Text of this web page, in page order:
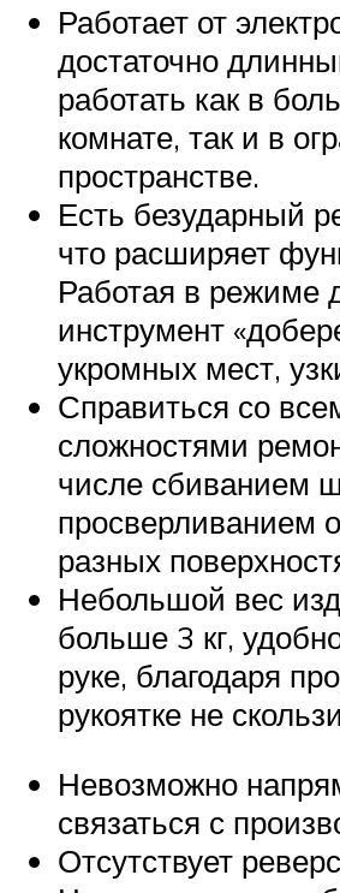
Работает от
достаточно
работать как в
комнате, так и в
пространстве.
Есть безударный
что расширяет
Работая в режиме
инструмент
укромных мест,
Справиться со
сложностями
числе сбиванием
просверливанием
разных
Небольшой вес
больше 3 кг,
руке, благодаря
рукоятке не
Невозможно
связаться с
Отсутствует